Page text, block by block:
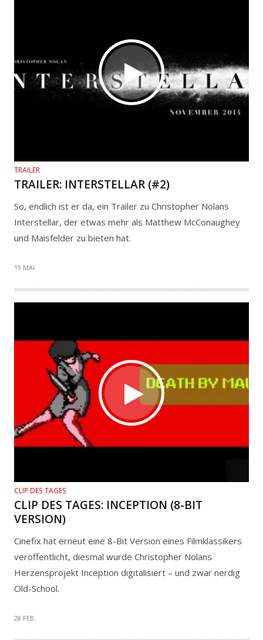
TRAILER
TRAILER: INTERSTELLAR (#2)
So, endlich ist er da, ein Trailer zu Christopher Nolans
Interstellar, der etwas mehr als Matthew McConaughey
und Maisfelder zu bieten hat.
19 MAI
CLIP DES TAGES
CLIP DES TAGES: INCEPTION (8-BIT
VERSION)
Cinefix hat erneut eine 8-Bit Version eines Filmklassikers
veröffentlicht, diesmal wurde Christopher Nolans
Herzensprojekt Inception digitalisiert – und zwar nerdig
Old-School.
28 FEB.